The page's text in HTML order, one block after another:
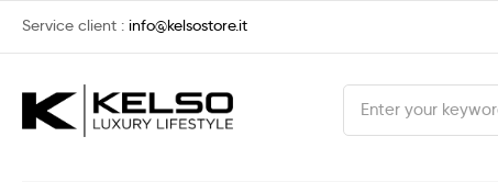
Service client : info@kelsostore.it